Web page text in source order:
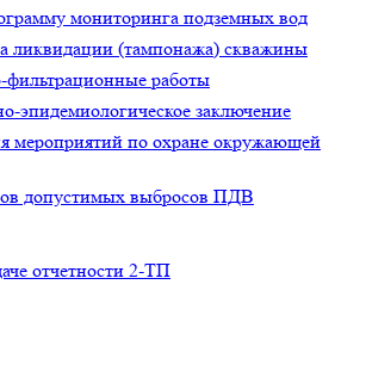
мониторинга подземных вод
ликвидации (тампонажа) скважины
работы
эпидемиологическое заключение
мероприятий по охране окружающей
допустимых выбросов ПДВ
отчетности 2-ТП